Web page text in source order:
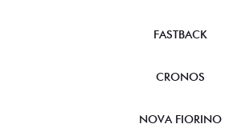
FASTBACK
CRONOS
NOVA FIORINO